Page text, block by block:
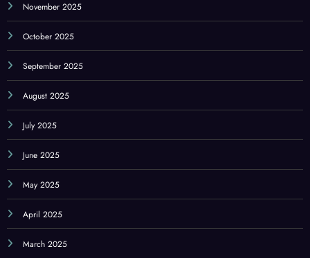
November 2025
October 2025
September 2025
August 2025
July 2025
June 2025
May 2025
April 2025
March 2025